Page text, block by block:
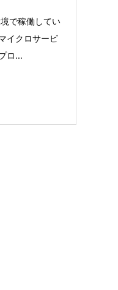
で稼働してい
イクロサービ
ロ...